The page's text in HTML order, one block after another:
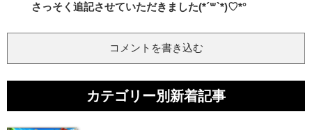
さっそく追記させていただきました(*´꒳`*)♡*°
コメントを書き込む
カテゴリー別新着記事